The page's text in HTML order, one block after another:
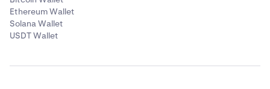
Ethereum Wallet
Solana Wallet
USDT Wallet